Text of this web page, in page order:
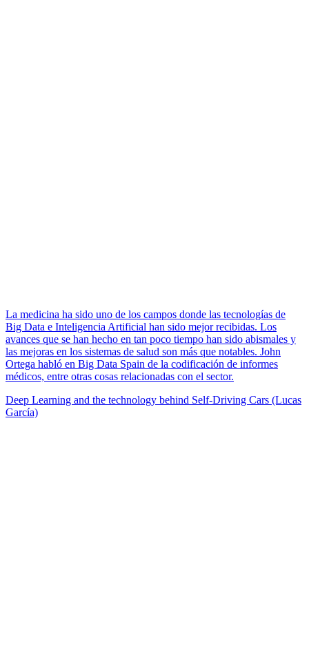
La medicina ha sido uno de los campos donde las tecnologías de
Big Data e Inteligencia Artificial han sido mejor recibidas. Los
avances que se han hecho en tan poco tiempo han sido abismales y
las mejoras en los sistemas de salud son más que notables. John
Ortega habló en Big Data Spain de la codificación de informes
médicos, entre otras cosas relacionadas con el sector.
Deep Learning and the technology behind Self-Driving Cars (Lucas
García)